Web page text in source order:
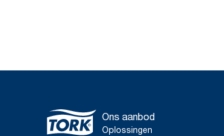
Ons aanbod
Oplossingen